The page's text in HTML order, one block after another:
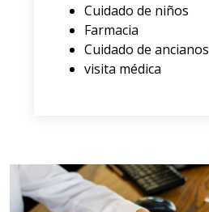
Cuidado de niños
Farmacia
Cuidado de ancianos
visita médica